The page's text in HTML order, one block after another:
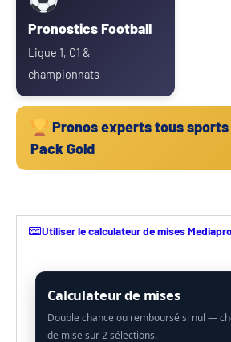
Pronostics Football
Ligue 1, C1 &
championnats
Pronos experts tous sports
Pack Gold
Utiliser le calculateur de mises
Calculateur de mises